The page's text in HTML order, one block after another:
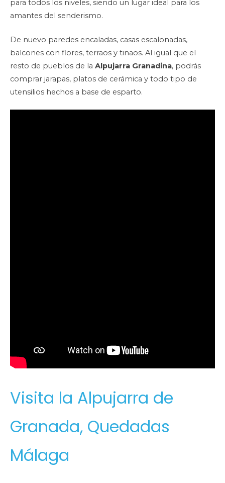
para todos los niveles, siendo un lugar ideal para los
amantes del senderismo.
De nuevo paredes encaladas, casas escalonadas,
balcones con flores, terraos y tinaos. Al igual que el
resto de pueblos de la Alpujarra Granadina, podrás
comprar jarapas, platos de cerámica y todo tipo de
utensilios hechos a base de esparto.
Visita la Alpujarra de
Granada, Quedadas
Málaga